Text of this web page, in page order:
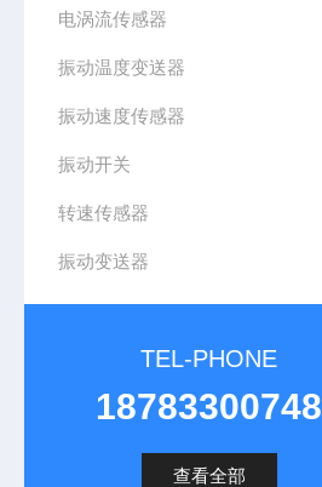
电涡流传感器
振动温度变送器
振动速度传感器
振动开关
转速传感器
振动变送器
TEL-PHONE
18783300748
查看全部